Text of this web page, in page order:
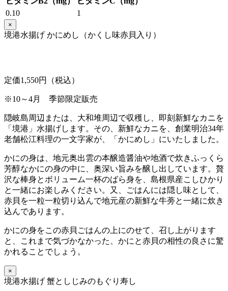
0.10
1
×
境港水揚げ かにめし（かくし味赤貝入り）
定価1,550円（税込）
※10～4月 季節限定販売
隠岐島周辺または、大和堆周辺で収穫し、即刻新鮮なカニを
「境港」水揚げします。その、新鮮なカニを、創業明治34年
老舗松江料理の一文字家が、「かにめし」にいたしました。
かにの身は、地元奥出雲の本醸造醤油や地酒で炊きふっくら
芳醇なかにの身の中に、奥深い旨みを醸し出しています。贅
沢な棒身とボリューム一杯のばら身を、島根県産こしひかり
と一緒にお楽しみください。又、ごはんには隠し味として、
赤貝を一粒一粒切り込んで地元産の新鮮な牛蒡と一緒に炊き
込んであります。
かにの身をこの赤貝ごはんの上にのせて、召し上がります
と、これまで気づかなかった、かにと赤貝の相性の良さに驚
かれることでしょう。
×
境港水揚げ 蟹としじみのもぐり寿し